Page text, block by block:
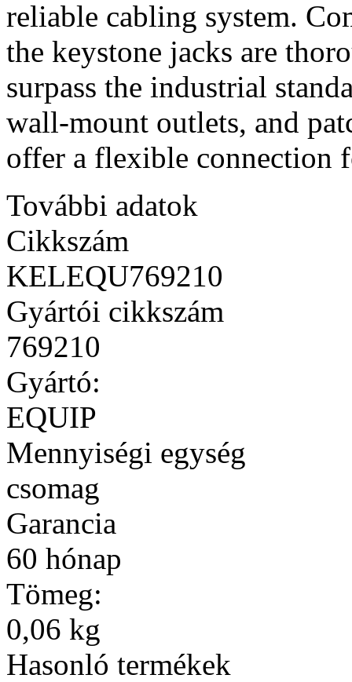
reliable cabling system.
the keystone jacks are
surpass the industrial
wall-mount outlets, and
offer a flexible connection
További adatok
Cikkszám
KELEQU769210
Gyártói cikkszám
769210
Gyártó:
EQUIP
Mennyiségi egység
csomag
Garancia
60 hónap
Tömeg:
0,06 kg
Hasonló termékek